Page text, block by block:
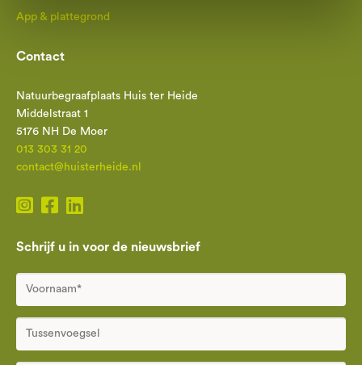
App & plattegrond
Contact
Natuurbegraafplaats Huis ter Heide
Middelstraat 1
5176 NH De Moer
013 303 31 20
contact@huisterheide.nl
Schrijf u in voor de nieuwsbrief